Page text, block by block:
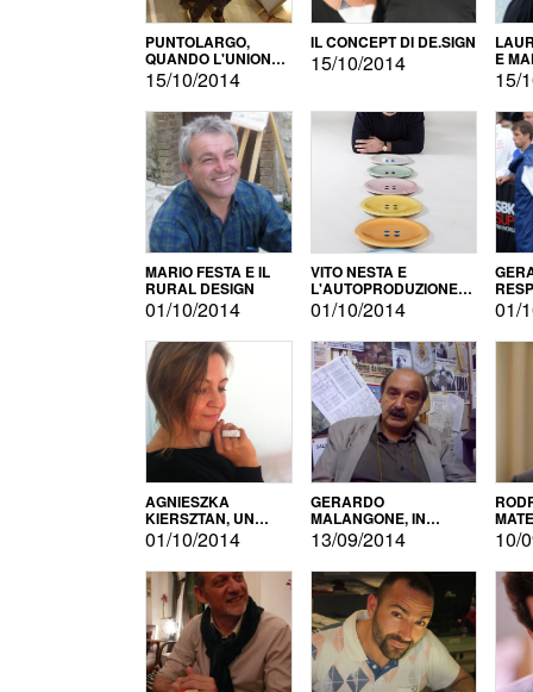
PUNTOLARGO,
QUANDO L'UNIONE
FA LA FORZA E
VINCE
15/10/2014
IL CONCEPT DI DE.SIGN
15/10/2014 E
15/
MARIO FESTA E IL
RURAL DESIGN
01/10/2014
VITO NESTA E
L'AUTOPRODUZIONE
COME RECUPERO DEI
SIMBOLI
01/10/2014 01/
AGNIESZKA
KIERSZTAN, UN
MODELLO DI
AUTOPRODUZIONE
01/10/2014
GERARDO
MALANGONE, IN
GIURIA PER IL
CONCORSO
LETTERARIO
13/09/2014 10/